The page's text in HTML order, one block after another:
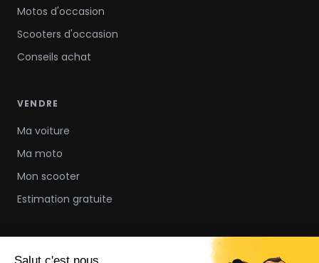
Motos d'occasion
Scooters d'occasion
Conseils achat
VENDRE
Ma voiture
Ma moto
Mon scooter
Estimation gratuite